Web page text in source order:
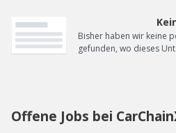
Bisher haben wir keine
gefunden, wo dieses
Offene Jobs bei